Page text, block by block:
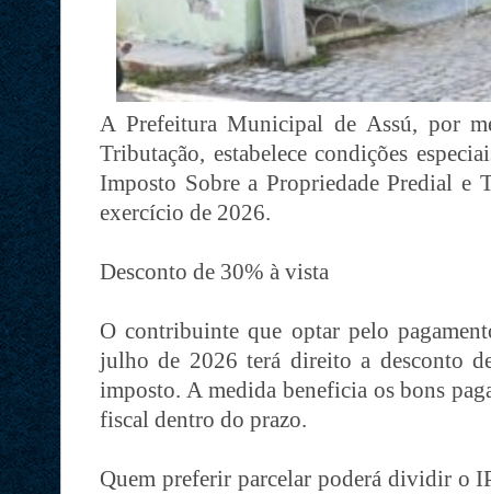
A Prefeitura Municipal de Assú, por
Tributação, estabelece condições
Imposto Sobre a Propriedade Predial
exercício de 2026.
Desconto de 30% à vista
O contribuinte que optar pelo
julho de 2026 terá direito a desconto
imposto. A medida beneficia os bons
fiscal dentro do prazo.
Quem preferir parcelar poderá dividir o